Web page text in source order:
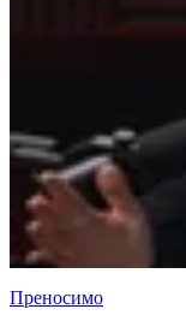
Преносимо